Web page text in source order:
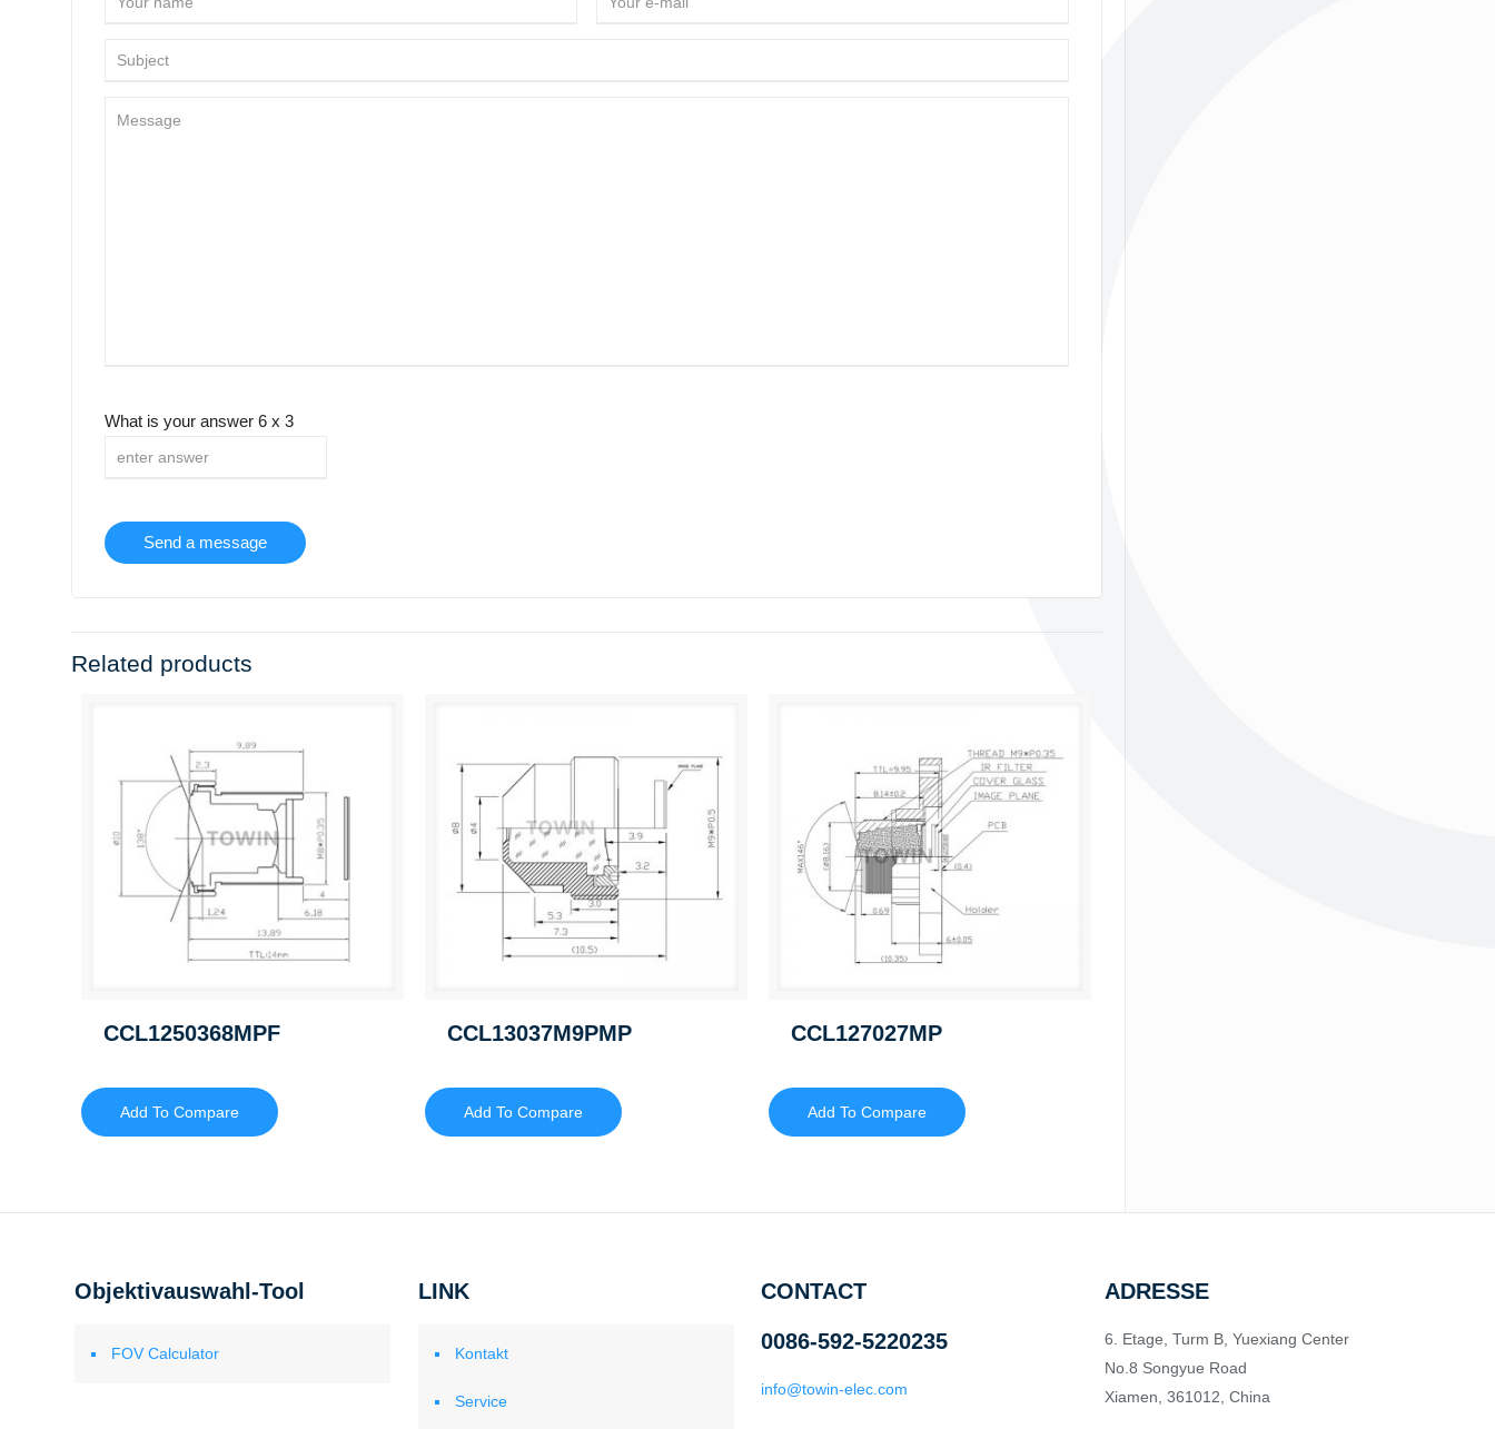
What is your answer 6x 3
Related products
CCL1250368MPF
Add To Compare
CCL13037M9PMP
Add To Compare
CCL127027MP
Add To Compare
Objektivauswahl-Tool
FOV Calculator
LINK
Kontakt
Service
CONTACT
0086-592-5220235
info@towin-elec.com
ADRESSE
6. Etage, Turm B, Yuexiang Center
No.8 Songyue Road
Xiamen, 361012, China